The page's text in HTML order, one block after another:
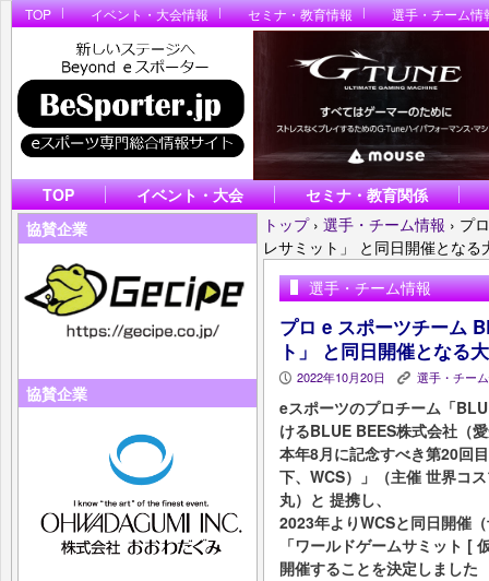
TOP イベント・大会情報 セミナ・教育情報 選手・チーム情
TOP イベント・大会
セミナ・教育関係
協賛企業
協賛企業
トップ › 選手・チーム情報 › プ
レサミット」 と同日開催とな
選手・チーム情報
プロ e スポーツチーム
ト」 と同日開催となる
P 2022年10月20日 K 選手・チー
eスポーツのプロチーム「
けるBLUE BEES株式会社（
本年8月に記念すべき第20回
下、WCS）」（主催 世界コ
丸）と 提携し、
2023年よりWCSと同日開催
「ワールドゲームサミット [
開催することを決定しました